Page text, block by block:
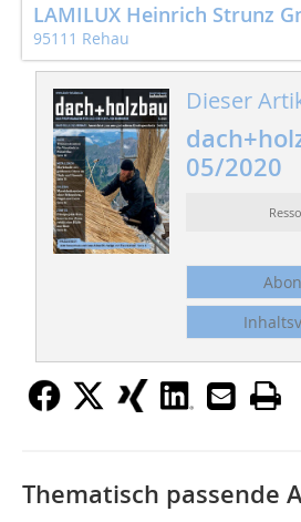
LAMILUX Heinrich Strunz
95111 Rehau
Dieser
05/2020
Thematisch passende